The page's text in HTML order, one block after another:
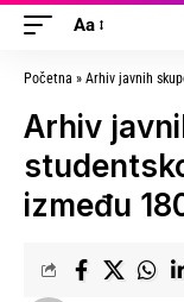
Aa
Početna » Arhiv javnih
Arhiv
između